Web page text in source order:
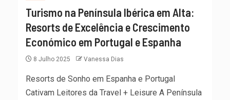
Turismo na Península Ibérica em Alta:
Resorts de Excelência e Crescimento
Económico em Portugal e Espanha
8 Julho 2025 Vanessa Dias
Resorts de Sonho em Espanha e Portugal
Cativam Leitores da Travel + Leisure A Península